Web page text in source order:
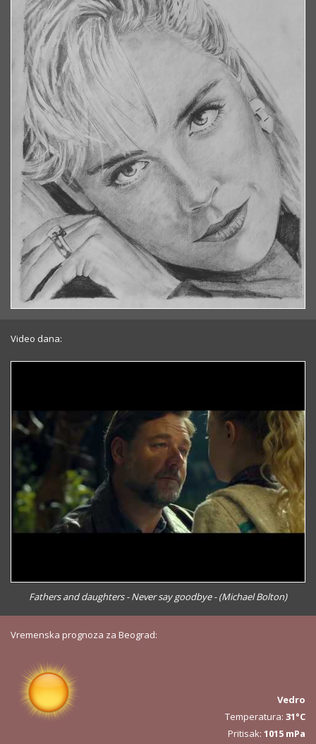
Video dana:
Fathers and daughters - Never say goodbye - (Michael Bolton)
Vremenska prognoza za Beograd:
Vedro
Temperatura: 31°C
Pritisak: 1015 mPa